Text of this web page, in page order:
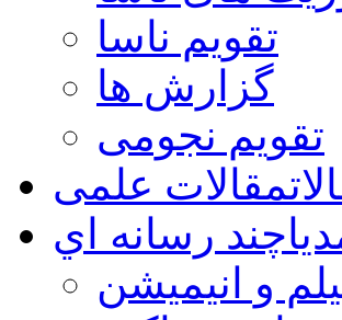
تقویم ناسا
گزارش ها
تقویم نجومی
مقالات علمی
چند رسانه اي
و انیمیشن